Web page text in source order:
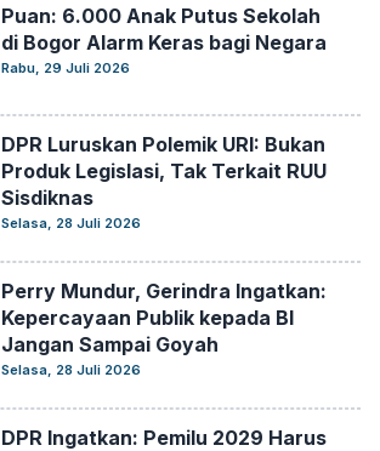
Puan: 6.000 Anak Putus Sekolah
di Bogor Alarm Keras bagi Negara
Rabu, 29 Juli 2026
DPR Luruskan Polemik URI: Bukan
Produk Legislasi, Tak Terkait RUU
Sisdiknas
Selasa, 28 Juli 2026
Perry Mundur, Gerindra Ingatkan:
Kepercayaan Publik kepada BI
Jangan Sampai Goyah
Selasa, 28 Juli 2026
DPR Ingatkan: Pemilu 2029 Harus